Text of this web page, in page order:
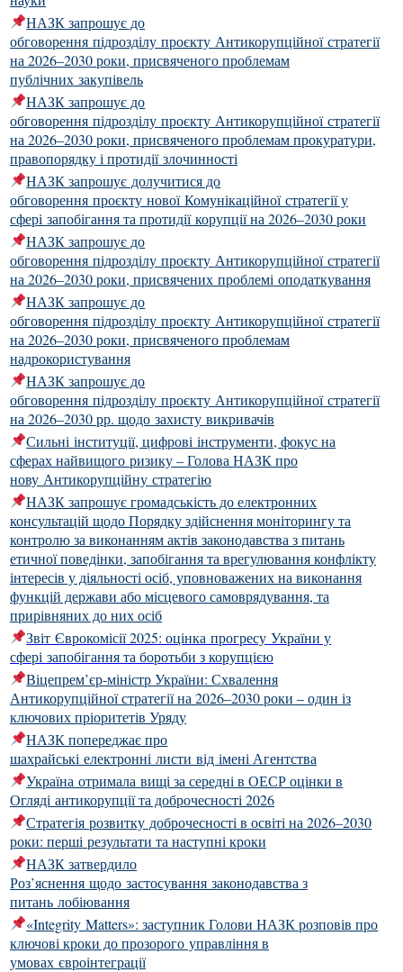
НАЗК запрошує до
обговорення підрозділу проєкту Антикорупційної стратегії
на 2026–2030 роки, присвяченого проблемам
публічних закупівель
НАЗК запрошує до
обговорення підрозділу проєкту Антикорупційної стратегії
на 2026–2030 роки, присвяченого проблемам прокуратури,
правопорядку і протидії злочинності
НАЗК запрошує долучитися до
обговорення проєкту нової Комунікаційної стратегії у
сфері запобігання та протидії корупції на 2026–2030 роки
НАЗК запрошує до
обговорення підрозділу проєкту Антикорупційної стратегії
на 2026–2030 роки, присвячених проблемі оподаткування
НАЗК запрошує до
обговорення підрозділу проєкту Антикорупційної стратегії
на 2026–2030 роки, присвяченого проблемам
надрокористування
НАЗК запрошує до
обговорення підрозділу проєкту Антикорупційної стратегії
на 2026–2030 рр. щодо захисту викривачів
Сильні інституції, цифрові інструменти, фокус на
сферах найвищого ризику – Голова НАЗК про
нову Антикорупційну стратегію
НАЗК запрошує громадськість до електронних
консультацій щодо Порядку здійснення моніторингу та
контролю за виконанням актів законодавства з питань
етичної поведінки, запобігання та врегулювання конфлікту
інтересів у діяльності осіб, уповноважених на виконання
функцій держави або місцевого самоврядування, та
прирівняних до них осіб
Звіт Єврокомісії 2025: оцінка прогресу України у
сфері запобігання та боротьби з корупцією
Віцепрем’єр-міністр України: Схвалення
Антикорупційної стратегії на 2026–2030 роки – один із
ключових пріоритетів Уряду
НАЗК попереджає про
шахрайські електронні листи від імені Агентства
Україна отримала вищі за середні в ОЕСР оцінки в
Огляді антикорупції та доброчесності 2026
Стратегія розвитку доброчесності в освіті на 2026–2030
роки: перші результати та наступні кроки
НАЗК затвердило
Роз’яснення щодо застосування законодавства з
питань лобіювання
«Integrity Matters»: заступник Голови НАЗК розповів про
ключові кроки до прозорого управління в
умовах євроінтеграції